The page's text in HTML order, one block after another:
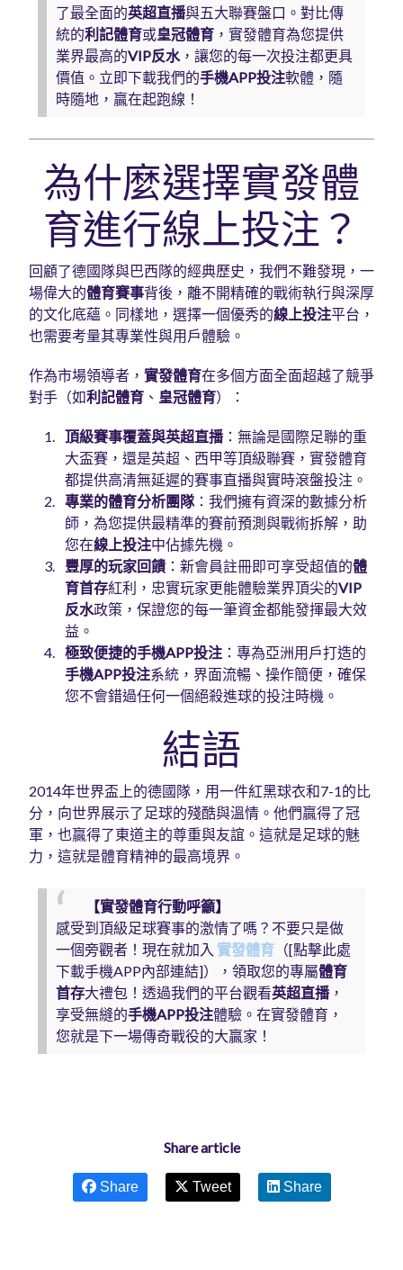
了最全面的英超直播與五大聯賽盤口。對比傳
統的利記體育或皇冠體育 ，實發體育為您提供
業界最高的VIP反水，讓您的每一次投注都更具
價值。立即下載我們的手機APP投注軟體，隨
時隨地，贏在起跑線！
為什麼選擇實發體
育進行線上投注？
回顧了德國隊與巴西隊的經典歷史，我們不難發現，一
場偉大的體育賽事背後，離不開精確的戰術執行與深厚
的文化底蘊。同樣地，選擇一個優秀的線上投注平台，
也需要考量其專業性與用戶體驗。
作為市場領導者， 實發體育在多個方面全面超越了競爭
對手（如利記體育 、 皇冠體育）：
頂級賽事覆蓋與英超直播 ：無論是國際足聯的重
大盃賽，還是英超、西甲等頂級聯賽，實發體育
都提供高清無延遲的賽事直播與實時滾盤投注。
專業的體育分析團隊：我們擁有資深的數據分析
師，為您提供最精準的賽前預測與戰術拆解，助
您在線上投注中佔據先機。
豐厚的玩家回饋 ：新會員註冊即可享受超值的體
育首存紅利，忠實玩家更能體驗業界頂尖的VIP
反水政策，保證您的每一筆資金都能發揮最大效
益。
極致便捷的手機APP投注 ：專為亞洲用戶打造的
手機APP投注系統，界面流暢、操作簡便，確保
您不會錯過任何一個絕殺進球的投注時機。
結語
2014年世界盃上的德國隊，用一件紅黑球衣和7-1的比
分，向世界展示了足球的殘酷與溫情。他們贏得了冠
軍，也贏得了東道主的尊重與友誼。這就是足球的魅
力，這就是體育精神的最高境界。
【實發體育行動呼籲】
感受到頂級足球賽事的激情了嗎？不要只是做
一個旁觀者！現在就加入 實發體育 （[點擊此處
下載手機APP內部連結]），領取您的專屬體育
首存大禮包！透過我們的平台觀看英超直播 ，
享受無縫的手機APP投注體驗。在實發體育，
您就是下一場傳奇戰役的大贏家！
Share article
Share Tweet Share